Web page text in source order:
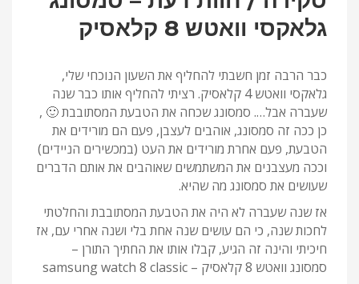
גלאקסי וואטש 8 קלאסיק
כבר הרבה זמן חשבתי להחליף את השעון הנוכחי שלי,
גלאקסי וואטש 4 קלאסיק. רציתי להחליף אותו כבר שנה
שעברה אבל…. סמסונג שכחה את הטבעת המסתובבת 🙂 ,
כן ככה זה סמסונג, אוהבים לעצבן, פעם הם מורידים את
הטבעת, פעם אחרת מורידים את העט (במכשירים הניידים)
וככה מעצבנים את המשתמשים שאוהבים את אותם הדברים
שעושים את סמסונג מה שהיא.
אז שנה שעברה לא היה את הטבעת המסתובבת והחלטתי
לחכות שנה, כי הם עושים שנה אחת בלי ושנה אחרי עם, אז
חיכיתי והינה זה הגיע, קבלו אותו את החתיך התורן –
סמסונג וואטש 8 קלאסיק – samsung watch 8 classic